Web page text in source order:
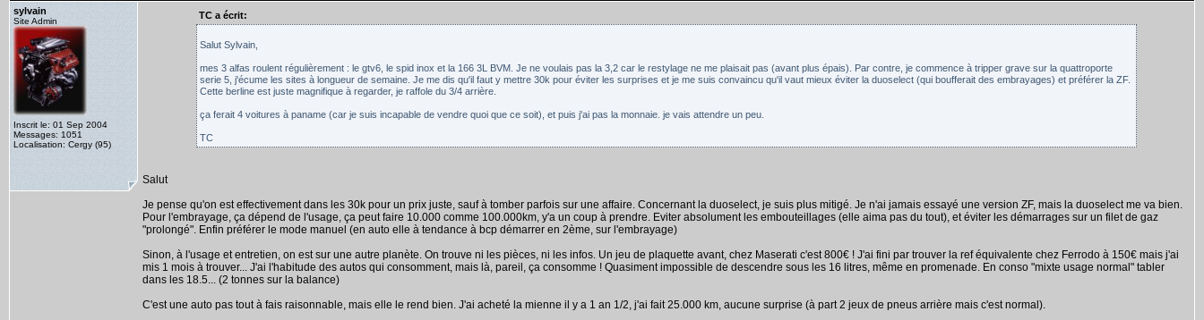
sylvain
Site Admin
Inscrit le: 01 Sep 2004
Messages: 1051
Localisation: Cergy (95)
TC a écrit:
Salut Sylvain,
mes 3 alfas roulent régulièrement : le gtv6, le spid inox et la 166 3L BVM. Je ne voulais pas la 3,2 car le restylage ne me plaisait pas (avant plus épais). Par contre, je commence à tripper grave sur la quattroporte
serie 5, j'écume les sites à longueur de semaine. Je me dis qu'il faut y mettre 30k pour éviter les surprises et je me suis convaincu qu'il vaut mieux éviter la duoselect (qui boufferait des embrayages) et préférer la ZF.
Cette berline est juste magnifique à regarder, je raffole du 3/4 arrière.
ça ferait 4 voitures à paname (car je suis incapable de vendre quoi que ce soit), et puis j'ai pas la monnaie. je vais attendre un peu.
TC
Salut
Je pense qu'on est effectivement dans les 30k pour un prix juste, sauf à tomber parfois sur une affaire. Concernant la duoselect, je suis plus mitigé. Je n'ai jamais essayé une version ZF, mais la duoselect me va bien.
Pour l'embrayage, ça dépend de l'usage, ça peut faire 10.000 comme 100.000km, y'a un coup à prendre. Eviter absolument les embouteillages (elle aima pas du tout), et éviter les démarrages sur un filet de gaz
"prolongé". Enfin préférer le mode manuel (en auto elle à tendance à bcp démarrer en 2ème, sur l'embrayage)
Sinon, à l'usage et entretien, on est sur une autre planète. On trouve ni les pièces, ni les infos. Un jeu de plaquette avant, chez Maserati c'est 800€ ! J'ai fini par trouver la ref équivalente chez Ferrodo à 150€ mais j'ai
mis 1 mois à trouver... J'ai l'habitude des autos qui consomment, mais là, pareil, ça consomme ! Quasiment impossible de descendre sous les 16 litres, même en promenade. En conso "mixte usage normal" tabler
dans les 18.5... (2 tonnes sur la balance)
C'est une auto pas tout à fais raisonnable, mais elle le rend bien. J'ai acheté la mienne il y a 1 an 1/2, j'ai fait 25.000 km, aucune surprise (à part 2 jeux de pneus arrière mais c'est normal).